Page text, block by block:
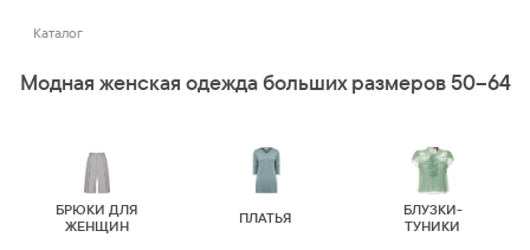
Каталог
Модная женская одежда больших размеров 50–64
БРЮКИ ДЛЯ
ЖЕНЩИН
ПЛАТЬЯ
БЛУЗКИ-
ТУНИКИ